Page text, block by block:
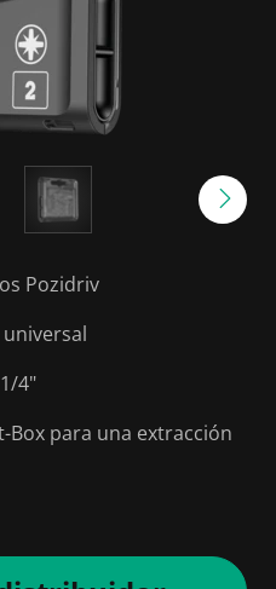
Pozidriv
4"
Box para una extracción